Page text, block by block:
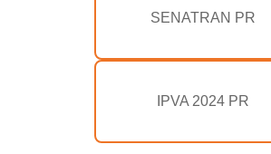
SENATRAN PR
IPVA 2024 PR